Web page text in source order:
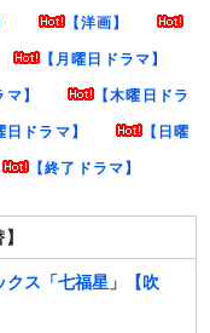
【洋画】
【月曜日ドラマ】
】 【木曜日ドラ
日ドラマ】 【日曜
【終了ドラマ】
クス「七福星」【吹